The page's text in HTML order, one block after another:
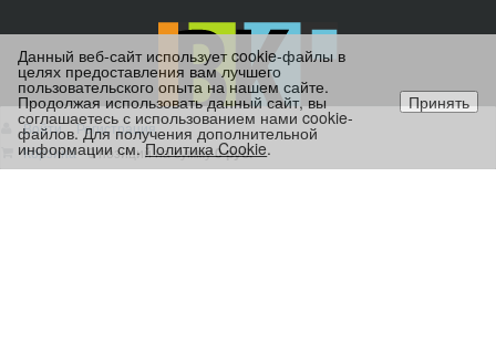
Войти Регистрация
Корзина 0 позицийна сумму0 руб.
Данный веб-сайт использует cookie-файлы в
целях предоставления вам лучшего
пользовательского опыта на нашем сайте.
Продолжая использовать данный сайт, вы
соглашаетесь с использованием нами cookie-
файлов. Для получения дополнительной
информации см.Политика Cookie.
Принять